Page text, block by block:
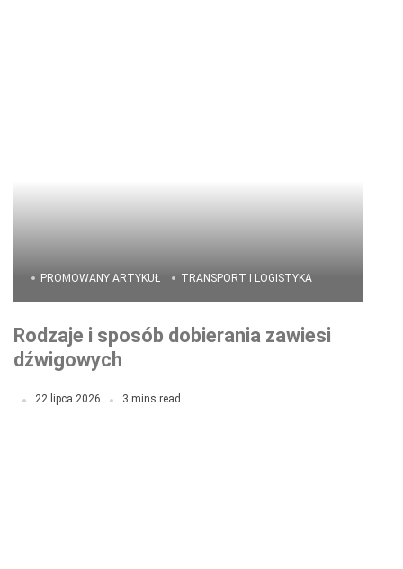
PROMOWANY ARTYKUŁ TRANSPORT I LOGISTYKA
Rodzaje i sposób dobierania zawiesi
dźwigowych
22 lipca 2026 3 mins read